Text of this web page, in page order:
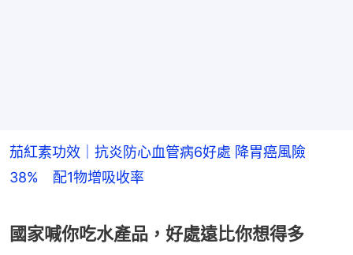
茄紅素功效｜抗炎防心血管病6好處 降胃癌風險
38% 配1物增吸收率
國家喊你吃水產品，好處遠比你想得多